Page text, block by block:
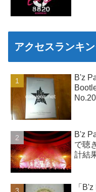
アクセスランキ
B'z
B'z
で聴
計結
「